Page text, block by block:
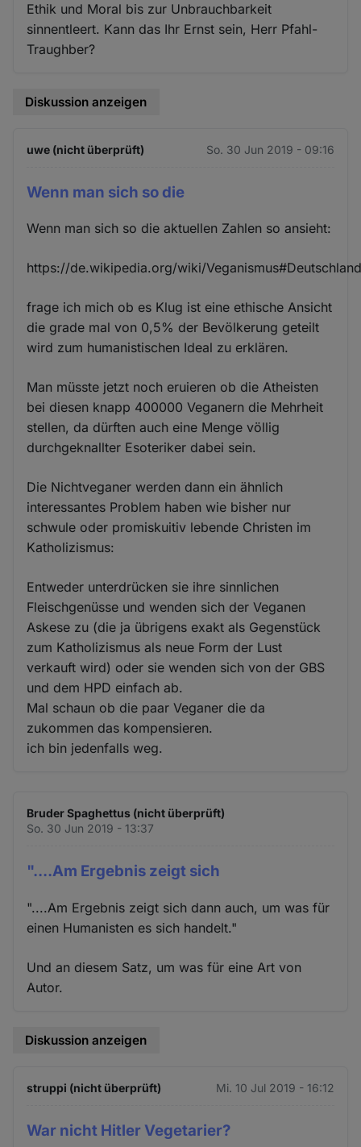
Ethik und Moral bis zur Unbrauchbarkeit
sinnentleert. Kann das Ihr Ernst sein, Herr Pfahl-
Traughber?
Diskussion anzeigen
uwe (nicht überprüft) So. 30 Jun 2019 - 09:16
Wenn man sich so die
Wenn man sich so die aktuellen Zahlen so ansieht:
https://de.wikipedia.org/wiki/
frage ich mich ob es Klug ist eine ethische Ansicht
die grade mal von 0,5% der Bevölkerung geteilt
wird zum humanistischen Ideal zu erklären.
Man müsste jetzt noch eruieren ob die Atheisten
bei diesen knapp 400000 Veganern die Mehrheit
stellen, da dürften auch eine Menge völlig
durchgeknallter Esoteriker dabei sein.
Die Nichtveganer werden dann ein ähnlich
interessantes Problem haben wie bisher nur
schwule oder promiskuitiv lebende Christen im
Katholizismus:
Entweder unterdrücken sie ihre sinnlichen
Fleischgenüsse und wenden sich der Veganen
Askese zu (die ja übrigens exakt als Gegenstück
zum Katholizismus als neue Form der Lust
verkauft wird) oder sie wenden sich von der GBS
und dem HPD einfach ab.
Mal schaun ob die paar Veganer die da
zukommen das kompensieren.
ich bin jedenfalls weg.
Bruder Spaghettus (nicht überprüft)
So. 30 Jun 2019 - 13:37
"....Am Ergebnis zeigt sich
"....Am Ergebnis zeigt sich dann auch, um was für
einen Humanisten es sich handelt."
Und an diesem Satz, um was für eine Art von
Autor.
Diskussion anzeigen
struppi (nicht überprüft) Mi. 10 Jul 2019 - 16:12
War nicht Hitler Vegetarier?